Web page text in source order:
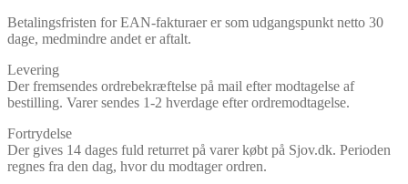
Betalingsfristen for EAN-fakturaer er som udgangspunkt netto 30
dage, medmindre andet er aftalt.
Levering
Der fremsendes ordrebekræftelse på mail efter modtagelse af
bestilling. Varer sendes 1-2 hverdage efter ordremodtagelse.
Fortrydelse
Der gives 14 dages fuld returret på varer købt på Sjov.dk. Perioden
regnes fra den dag, hvor du modtager ordren.